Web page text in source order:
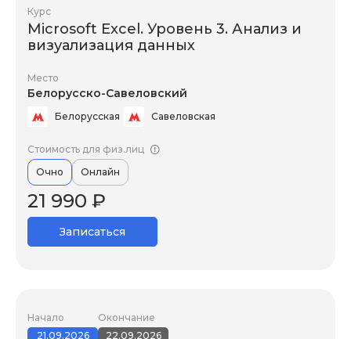
Курс
Microsoft Excel. Уровень 3. Анализ и
визуализация данных
Место
Белорусско-Савеловский
Белорусская Савеловская
Стоимость для физ.лиц
Очно
Онлайн
21 990 ₽
Записаться
Начало
21.09.2026
Окончание
22.09.2026